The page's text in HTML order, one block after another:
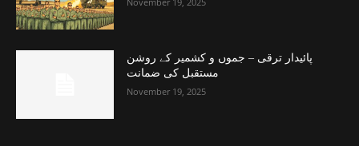
پائیدار ترقی – جموں و کشمیر کے روشن
مستقبل کی ضمانت
November 19, 2025